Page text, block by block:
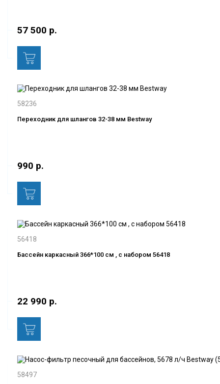
57 500 р.
58236
Переходник для шлангов 32-38 мм Bestway
990 р.
56418
Бассейн каркасный 366*100 см , с набором 56418
22 990 р.
58497